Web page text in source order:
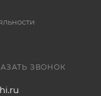
ЗВОНОК